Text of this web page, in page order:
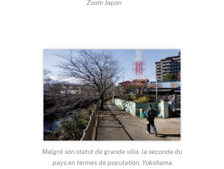
Zoom Japon
Malgré son statut de grande ville, la seconde du
pays en termes de population, Yokohama